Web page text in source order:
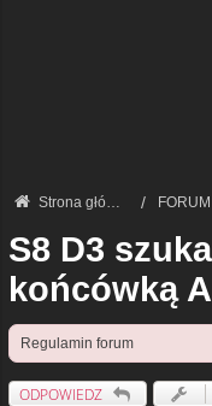
Strona główna
S8 D3
końcówką A
Regulamin forum
ODPOWIEDZ